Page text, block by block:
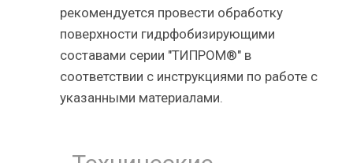
рекомендуется провести обработку
поверхности гидрфобизирующими
составами серии "ТИПРОМ®" в
соответствии с инструкциями по работе с
указанными материалами.